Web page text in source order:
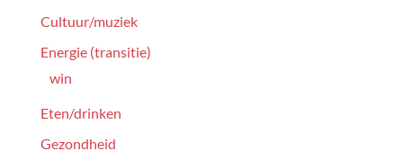
Cultuur/muziek
Energie (transitie)
win
Eten/drinken
Gezondheid